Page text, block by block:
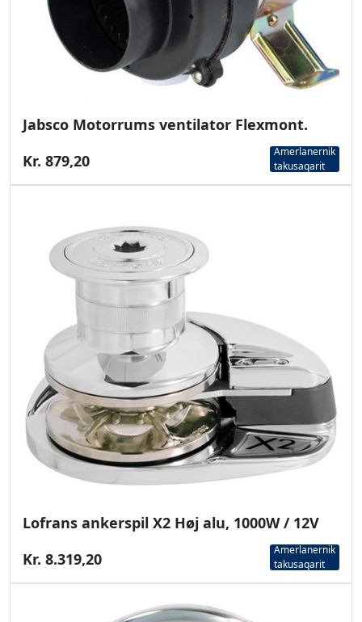
Jabsco Motorrums ventilator Flexmont.
Kr. 879,20
Amerlanernik
takusaqarit
Lofrans ankerspil X2 Høj alu, 1000W / 12V
Kr. 8.319,20
Amerlanernik
takusaqarit